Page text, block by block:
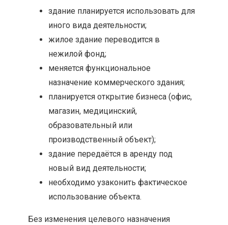
здание планируется использовать для
иного вида деятельности;
жилое здание переводится в
нежилой фонд;
меняется функциональное
назначение коммерческого здания;
планируется открытие бизнеса (офис,
магазин, медицинский,
образовательный или
производственный объект);
здание передаётся в аренду под
новый вид деятельности;
необходимо узаконить фактическое
использование объекта.
Без изменения целевого назначения